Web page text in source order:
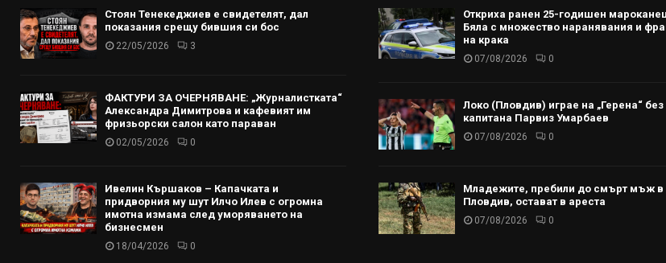
Стоян Тенекеджиев е свидетелят, дал
показания срещу бившия си бос
22/05/2026 3
ФАКТУРИ ЗА ОЧЕРНЯВАНЕ: „Журналистката“
Александра Димитрова и кафевият им
фризьорски салон като параван
02/05/2026 0
Ивелин Кършаков – Капачката и
придворния му шут Илчо Илев с огромна
имотна измама след уморяването на
бизнесмен
18/04/2026 0
Откриха ранен 25-годишен
Бяла с множество наранявания и
на крака
07/08/2026 0
Локо (Пловдив) играе на „Герена“ без
капитана Парвиз Умарбаев
07/08/2026 0
Младежите, пребили до смърт мъж в
Пловдив, остават в ареста
07/08/2026 0